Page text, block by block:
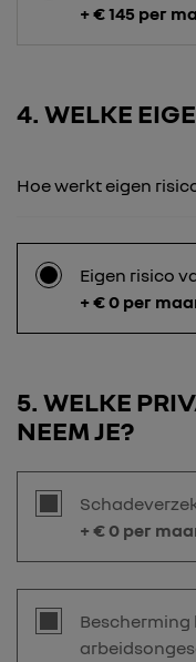
+ € 145 per
4 WELKE
Hoe werkt eigen
Eigen risico
+ € 0 per
5 WELKE
NEEM JE?
+ €0 per